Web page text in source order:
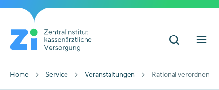
Home Service Veranstaltungen Rational verordnen,